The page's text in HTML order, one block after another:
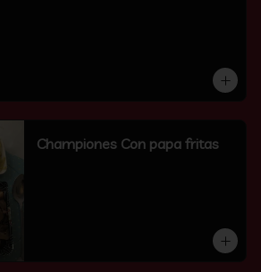
Championes Con papa fritas